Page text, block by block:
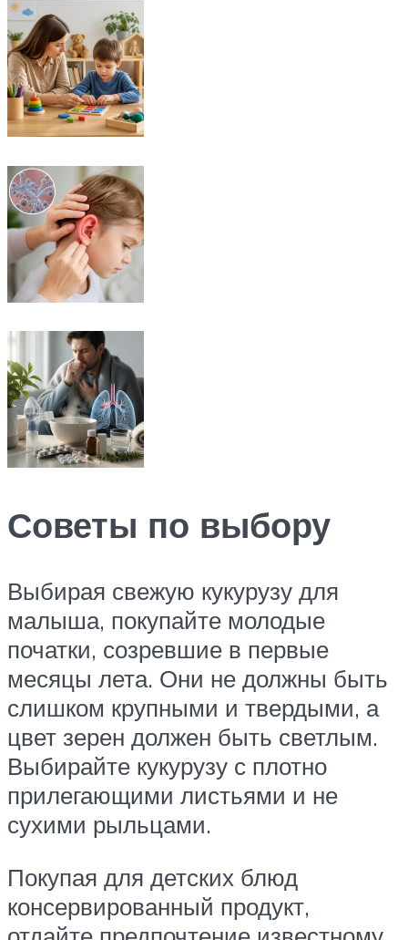
Советы по выбору
Выбирая свежую кукурузу для
малыша, покупайте молодые
початки, созревшие в первые
месяцы лета. Они не должны быть
слишком крупными и твердыми, а
цвет зерен должен быть светлым.
Выбирайте кукурузу с плотно
прилегающими листьями и не
сухими рыльцами.
Покупая для детских блюд
консервированный продукт,